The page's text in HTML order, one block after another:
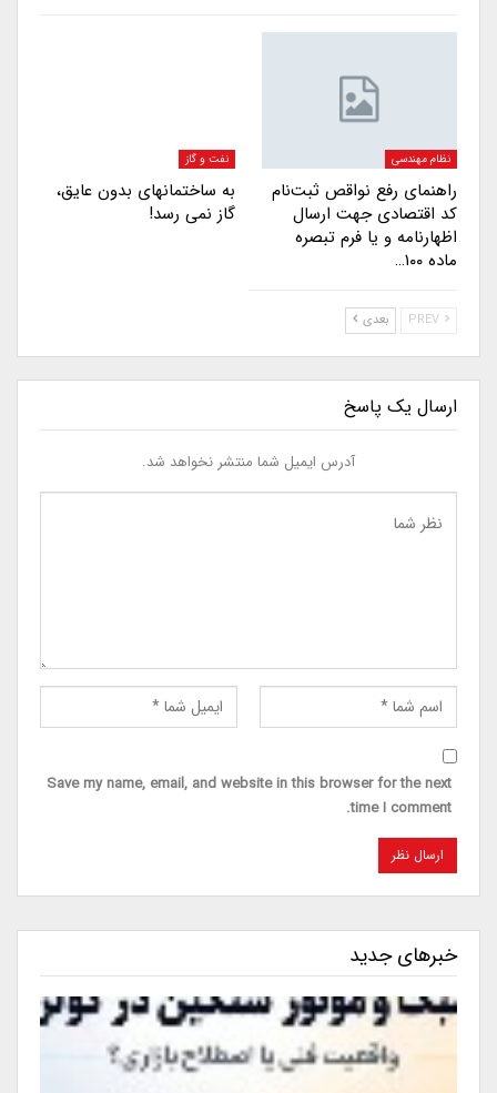
نظام مهندسی
راهنمای رفع نواقص ثبت‌نام
کد اقتصادی جهت ارسال
اظهارنامه و یا فرم تبصره
ماده ۱۰۰…
نفت و گاز
به ساختمانهای بدون عایق،
گاز نمی رسد!
بعدی
ارسال یک پاسخ
آدرس ایمیل شما منتشر نخواهد شد.
Save my name, email, and website in this browser for the next
time I comment.
خبرهای جدید